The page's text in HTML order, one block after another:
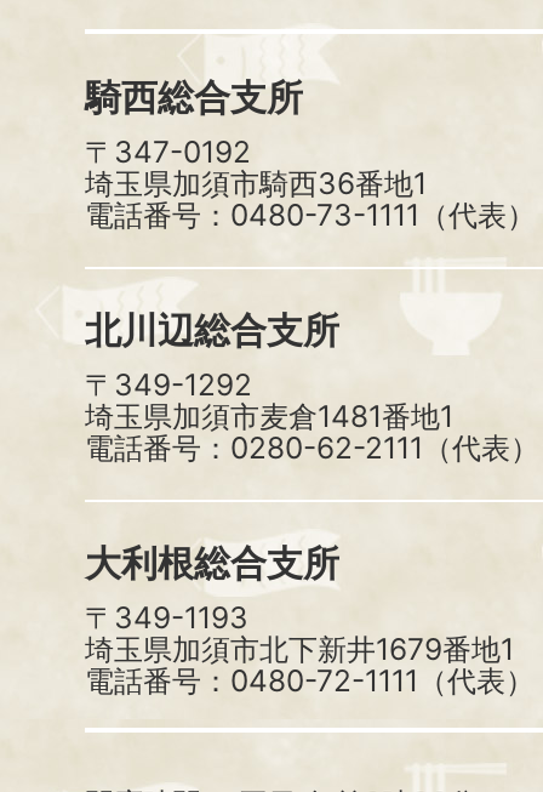
騎西総合支所
〒347-0192
埼玉県加須市騎西36番地1
電話番号：0480-73-1111（代表）
北川辺総合支所
〒349-1292
埼玉県加須市麦倉1481番地1
電話番号：0280-62-2111（代表）
大利根総合支所
〒349-1193
埼玉県加須市北下新井1679番地1
電話番号：0480-72-1111（代表）